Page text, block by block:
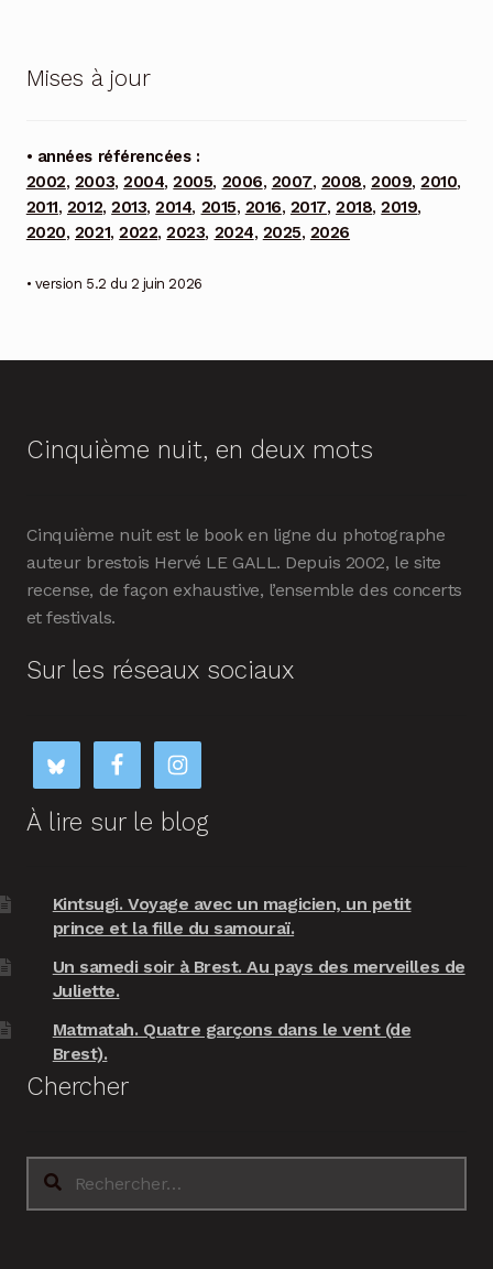
Mises à jour
• années référencées :
2002, 2003,2004,2005, 2006, 2007, 2008,2009,2010,
2011, 2012,2013,2014, 2015, 2016, 2017,2018,2019,
2020, 2021,2022,2023, 2024, 2025, 2026
• version 5.2 du 2 juin 2026
Cinquième nuit, en deux mots
Cinquième nuit est le book en ligne du photographe
auteur brestois Hervé LE GALL. Depuis 2002, le site
recense, de façon exhaustive, l’ensemble des concerts
et festivals.
Sur les réseaux sociaux
À lire sur le blog
Kintsugi. Voyage avec un magicien, un petit
prince et la fille du samouraï.
Un samedi soir à Brest. Au pays des merveilles de
Juliette.
Matmatah. Quatre garçons dans le vent (de
Brest).
Chercher
Rechercher :